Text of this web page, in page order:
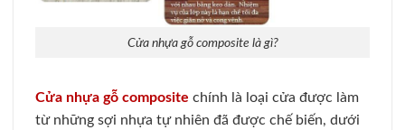
Cửa nhựa gỗ composite là gì?
Cửa nhựa gỗ composite chính là loại cửa được làm
từ những sợi nhựa tự nhiên đã được chế biến, dưới